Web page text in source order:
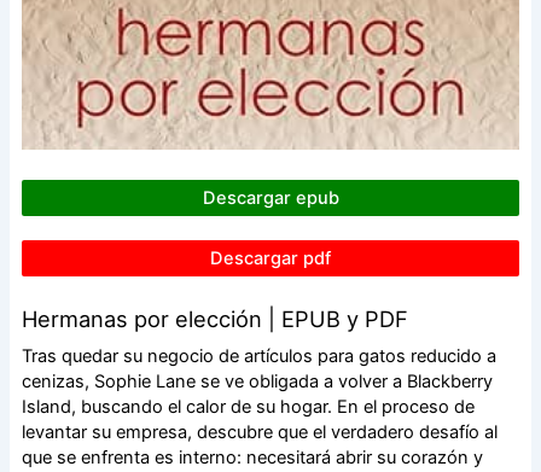
Descargar epub
Descargar pdf
Hermanas por elección | EPUB y PDF
Tras quedar su negocio de artículos para gatos reducido a
cenizas, Sophie Lane se ve obligada a volver a Blackberry
Island, buscando el calor de su hogar. En el proceso de
levantar su empresa, descubre que el verdadero desafío al
que se enfrenta es interno: necesitará abrir su corazón y